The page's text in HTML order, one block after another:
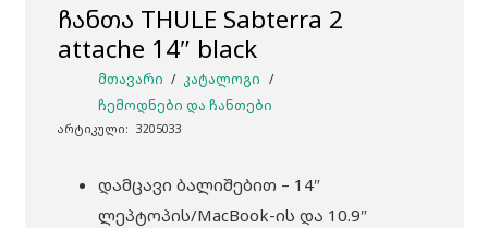
ჩანთა THULE Sabterra 2
attache 14″ black
ᲛᲗᲐᲕᲐᲠᲘ / ᲙᲐᲢᲐᲚᲝᲒᲘ /
ᲩᲔᲛᲝᲓᲜᲔᲑᲘ ᲓᲐ ᲩᲐᲜᲗᲔᲑᲘ
არტიკული: 3205033
დამცავი ბალიშებით – 14″
ლეპტოპის/MacBook-ის და 10.9″